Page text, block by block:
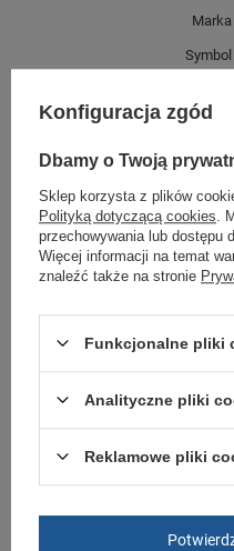
Marka
Symbol
Kolor
Materiał zewnętrzny
Zapięcie
Długość towaru w
centymetrach
Więcej
Szerokość towaru w
centymetrach
Więcej
Czas na
rękojmia
Konfiguracja zgód
Dbamy o Twoją
Sklep korzysta z plików
Polityką dotyczącą cookies .
przechowywania lub dostępu
Więcej informacji na temat
znaleźć także na stronie
Funkcjonalne pliki
Analityczne pliki
Reklamowe pliki